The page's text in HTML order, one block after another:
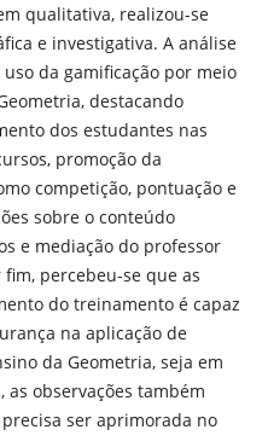
qualitativa, realizou-se
e investigativa. A análise
da gamificação por meio
destacando
dos estudantes nas
promoção da
competição, pontuação e
sobre o conteúdo
e mediação do professor
percebeu-se que as
do treinamento é capaz
na aplicação de
da Geometria, seja em
as observações também
ser aprimorada no